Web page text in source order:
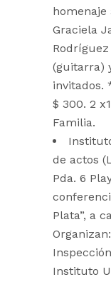
homenaje
Graciela
(guitarra)
invitados.
$ 300. 2
Familia.
de actos
Pda. 6
Plata”, a
Instituto